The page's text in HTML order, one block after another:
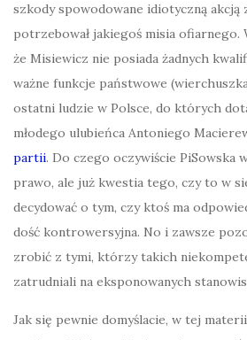
szkody spowodowane idiotyczną akcją
potrzebował jakiegoś misia ofiarnego.
że Misiewicz nie posiada żadnych
ważne funkcje państwowe
ostatni ludzie w Polsce, do których
młodego ulubieńca Antoniego
partii. Do czego oczywiście PiSowska
prawo, ale już kwestia tego, czy to w
decydować o tym, czy ktoś ma
dość kontrowersyjna. No i zawsze
zrobić z tymi, którzy takich
zatrudniali na eksponowanych
Jak się pewnie domyślacie, w tej